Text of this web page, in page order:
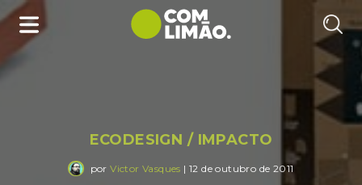
ECODESIGN / IMPACTO
porVictor Vasques | 12 de outubro de 2011